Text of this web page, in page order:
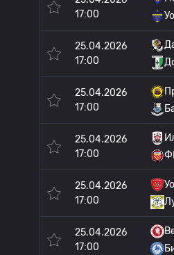
17:00
25.04.2026
17:00
25.04.2026
17:00
25.04.2026
17:00
25.04.2026
17:00
25.04.2026
17:00